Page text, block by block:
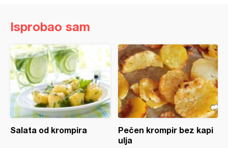
Isprobao sam
Salata od krompira
Pečen krompir bez kapi
ulja